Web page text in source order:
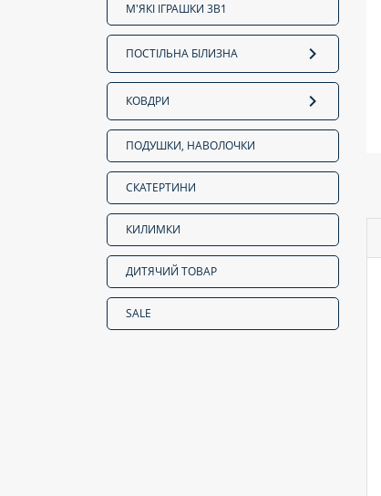
М'ЯКІ ІГРАШКИ 3В1
ПОСТІЛЬНА БІЛИЗНА
КОВДРИ
ПОДУШКИ, НАВОЛОЧКИ
СКАТЕРТИНИ
КИЛИМКИ
ДИТЯЧИЙ ТОВАР
SALE